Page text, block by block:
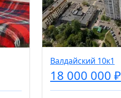
Валдайский 10к1
18 000 000 ₽